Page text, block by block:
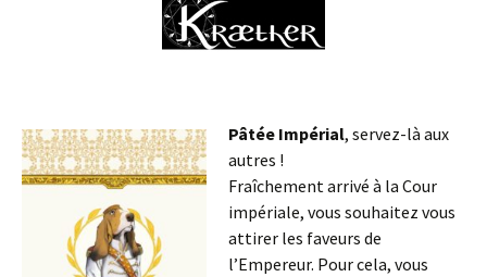
Pâtée Impérial, servez-là aux
autres !
Fraîchement arrivé à la Cour
impériale, vous souhaitez vous
attirer les faveurs de
l’Empereur. Pour cela, vous